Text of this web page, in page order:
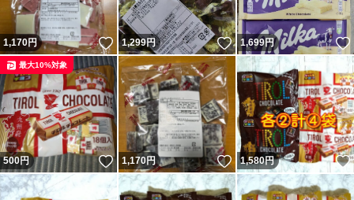
1,170円 いいね！
1,299円 いいね！
1,699円
500円 いいね！
最大10%対象
1,170円 いいね！
1,580円